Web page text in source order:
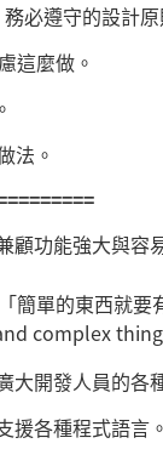
必遵守的設計原
這麼做。
法。
功能強大與容
簡單的東西就
complex
開發人員的各
各種程式語言。